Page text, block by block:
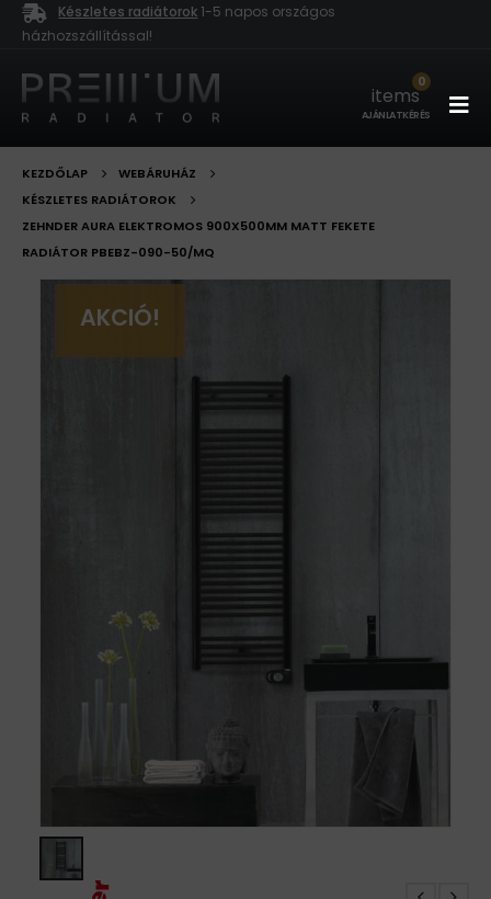
Készletes radiátorok 1-5 napos országos
házhozszállítással!
0
items
AJÁNLATKÉRÉS
KEZDŐLAP
WEBÁRUHÁZ
KÉSZLETES RADIÁTOROK
ZEHNDER AURA ELEKTROMOS 900X500MM MATT FEKETE
RADIÁTOR PBEBZ-090-50/MQ
AKCIÓ!